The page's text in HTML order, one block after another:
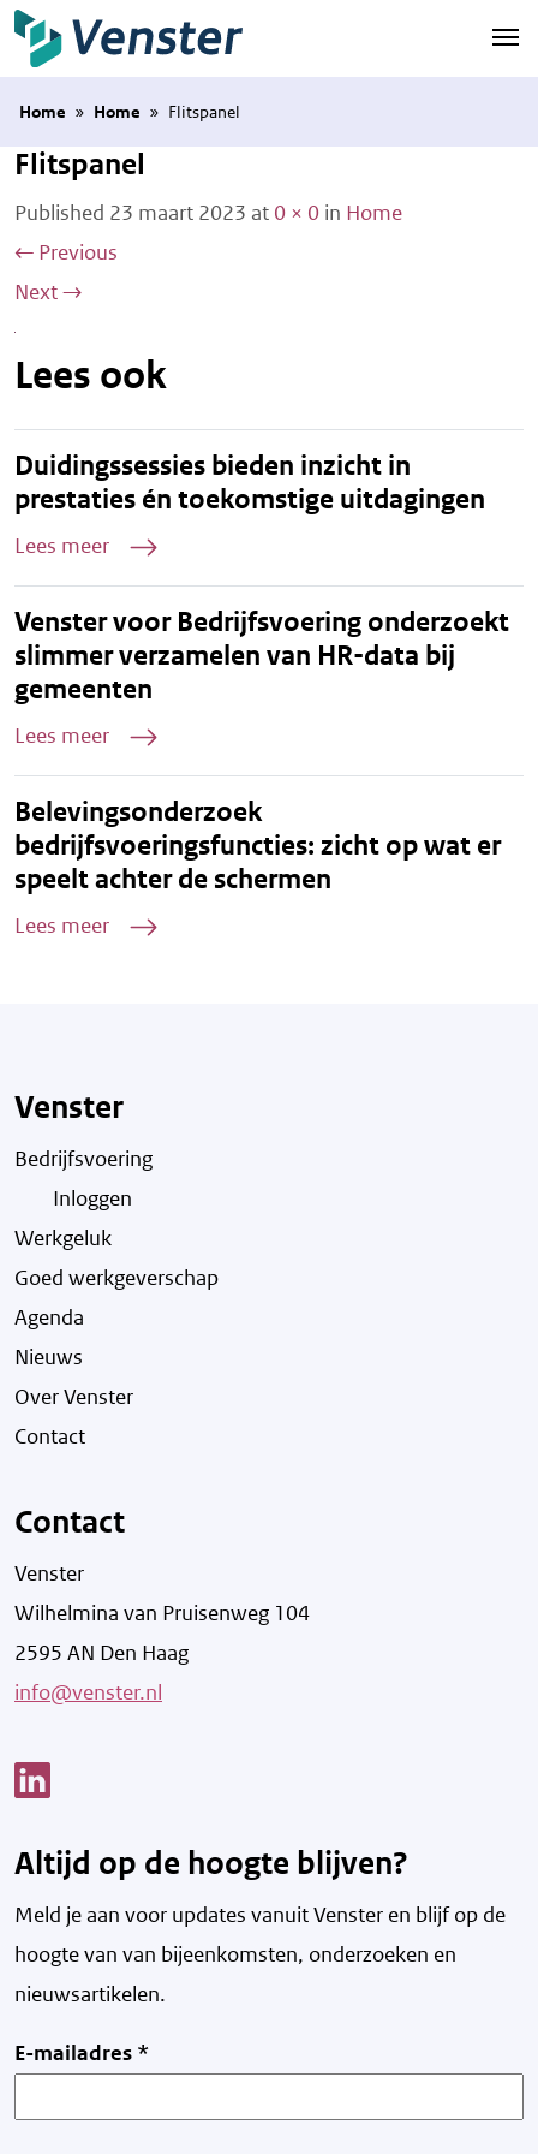
Naar hoofdinhoud
Home » Home » Flitspanel
Flitspanel
Published 23 maart 2023 at 0 × 0 in Home
← Previous
Next→
Lees ook
Duidingssessies bieden inzicht in
prestaties én toekomstige uitdagingen
Lees meer
Venster voor Bedrijfsvoering onderzoekt
slimmer verzamelen van HR-data bij
gemeenten
Lees meer
Belevingsonderzoek
bedrijfsvoeringsfuncties: zicht op wat er
speelt achter de schermen
Lees meer
Venster
Bedrijfsvoering
Inloggen
Werkgeluk
Goed werkgeverschap
Agenda
Nieuws
Over Venster
Contact
Contact
Venster
Wilhelmina van Pruisenweg 104
2595 AN Den Haag
info@venster.nl
Altijd op de hoogte blijven?
Meld je aan voor updates vanuit Venster en blijf op de
hoogte van van bijeenkomsten, onderzoeken en
nieuwsartikelen.
E-mailadres *